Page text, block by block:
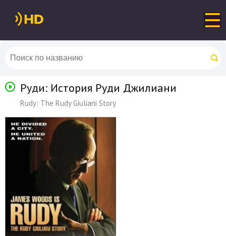
Руди: История Руди Джилиани
Rudy: The Rudy Giuliani Story